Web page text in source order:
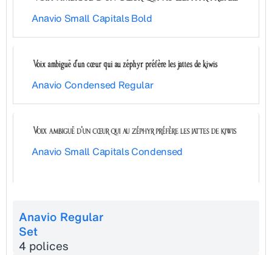
Anavio Small Capitals Bold
Anavio Condensed Regular
Anavio Small Capitals Condensed
Anavio Regular
Set
4 polices